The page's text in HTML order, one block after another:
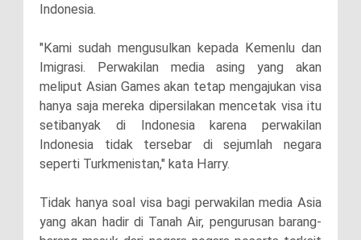
Indonesia.
"Kami sudah mengusulkan kepada Kemenlu dan
Imigrasi. Perwakilan media asing yang akan
meliput Asian Games akan tetap mengajukan visa
hanya saja mereka dipersilakan mencetak visa itu
setibanyak di Indonesia karena perwakilan
Indonesia tidak tersebar di sejumlah negara
seperti Turkmenistan," kata Harry.
Tidak hanya soal visa bagi perwakilan media Asia
yang akan hadir di Tanah Air, pengurusan barang-